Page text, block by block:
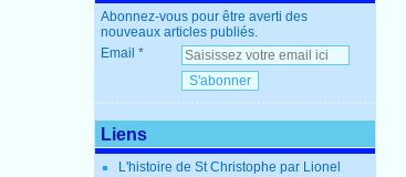
Abonnez-vous pour être averti des
nouveaux articles publiés.
Email
Liens
L'histoire de St Christophe par Lionel